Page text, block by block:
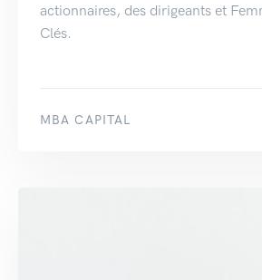
actionnaires, des dirigeants et
Clés.
MBA CAPITAL